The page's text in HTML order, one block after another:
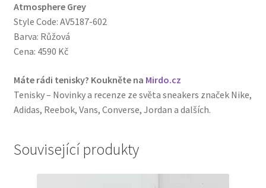
Atmosphere Grey
Style Code: AV5187-602
Barva: Růžová
Cena: 4590 Kč
Máte rádi tenisky? Koukněte na Mirdo.cz
Tenisky – Novinky a recenze ze světa sneakers značek Nike,
Adidas, Reebok, Vans, Converse, Jordan a dalších.
Související produkty